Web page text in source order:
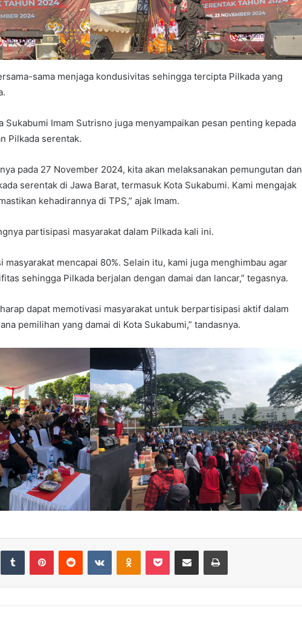
sama menjaga kondusivitas sehingga tercipta Pilkada yang
Sukabumi Imam Sutrisno juga menyampaikan pesan penting kepada
Pilkada serentak.
pada 27 November 2024, kita akan melaksanakan pemungutan dan
serentak di Jawa Barat, termasuk Kota Sukabumi. Kami mengajak
kehadirannya di TPS,” ajak Imam.
partisipasi masyarakat dalam Pilkada kali ini.
masyarakat mencapai 80%. Selain itu, kami juga menghimbau agar
sehingga Pilkada berjalan dengan damai dan lancar,” tegasnya.
dapat memotivasi masyarakat untuk berpartisipasi aktif dalam
pemilihan yang damai di Kota Sukabumi,” tandasnya.
Tumblr PinterestReddit VKontakteOdnoklassniki
Pocket Share via Email Print